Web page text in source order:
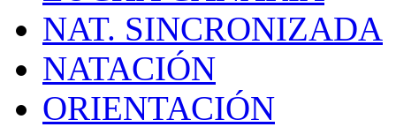
NAT. SINCRONIZADA
NATACIÓN
ORIENTACIÓN